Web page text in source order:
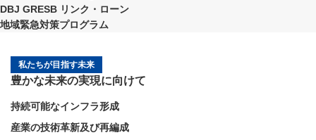
DBJ GRESB リンク・ローン
地域緊急対策プログラム
私たちが目指す未来
豊かな未来の実現に向けて
持続可能なインフラ形成
産業の技術革新及び再編成